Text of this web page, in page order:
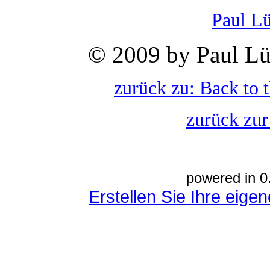
Paul
© 2009 by Paul
zurück zu: Back to
zurück
powered in
Erstellen Sie Ihre